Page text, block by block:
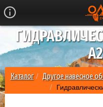
Каталог Другое навесное